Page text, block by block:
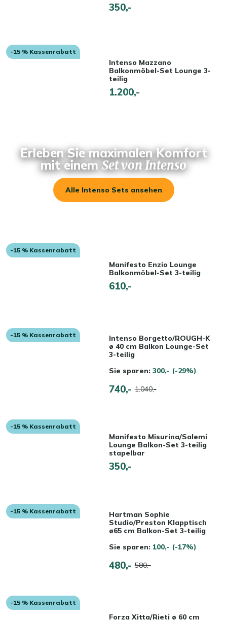
350,-
-15 % Kassenrabatt
Intenso Mazzano
Balkonmöbel-Set Lounge 3-
teilig
1.200,-
Erleben Sie maximalen Komfort
mit einem Set von Intenso
Alle Intenso Sets ansehen
-15 % Kassenrabatt
Manifesto Enzio Lounge
Balkonmӧbel-Set 3-teilig
610,-
-15 % Kassenrabatt
Intenso Borgetto/ROUGH-K
ø 40 cm Balkon Lounge-Set
3-teilig
Sie sparen: 300,- (-29%)
740,- 1.040,-
-15 % Kassenrabatt
Manifesto Misurina/Salemi
Lounge Balkon-Set 3-teilig
stapelbar
350,-
-15 % Kassenrabatt
Hartman Sophie
Studio/Preston Klapptisch
ø65 cm Balkon-Set 3-teilig
Sie sparen: 100,- (-17%)
480,- 580,-
-15 % Kassenrabatt
Forza Xitta/Rieti ø 60 cm